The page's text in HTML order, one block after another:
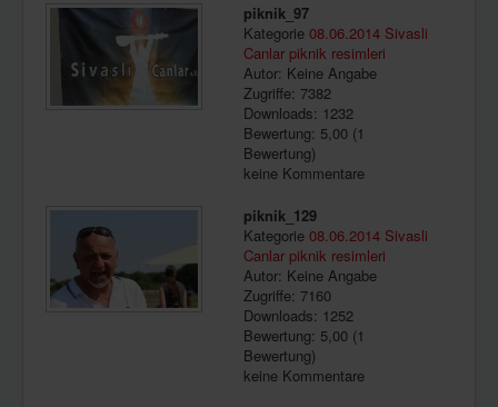
piknik_97
Kategorie 08.06.2014 Sivasli
Canlar piknik resimleri
Autor: Keine Angabe
Zugriffe: 7382
Downloads: 1232
Bewertung: 5,00 (1
Bewertung)
keine Kommentare
piknik_129
Kategorie 08.06.2014 Sivasli
Canlar piknik resimleri
Autor: Keine Angabe
Zugriffe: 7160
Downloads: 1252
Bewertung: 5,00 (1
Bewertung)
keine Kommentare